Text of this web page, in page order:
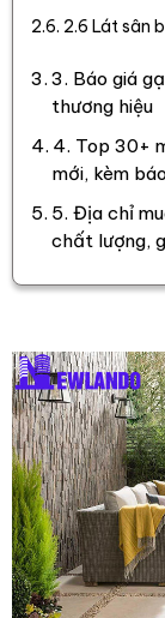
2.6 Lát sân
3. Báo giá
thương hiệu
4. Top 30+
mới, kèm
5. Địa chỉ
chất lượng,